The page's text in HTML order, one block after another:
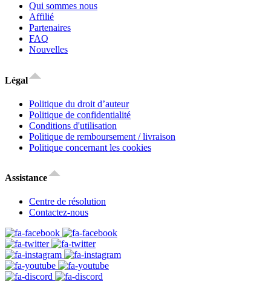
Qui sommes nous
Affilié
Partenaires
FAQ
Nouvelles
Légal
Politique du droit d’auteur
Politique de confidentialité
Conditions d'utilisation
Politique de remboursement / livraison
Politique concernant les cookies
Assistance
Centre de résolution
Contactez-nous